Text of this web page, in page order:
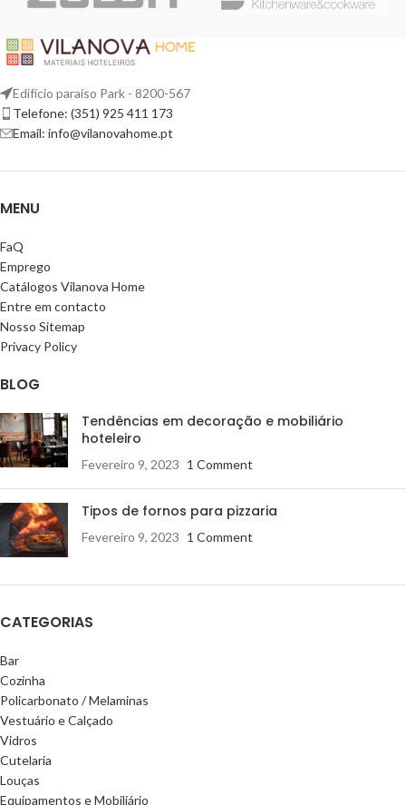
Edifício paraíso Park - 8200-567
Telefone: (351) 925 411 173
Email: info@vilanovahome.pt
MENU
FaQ
Emprego
Catálogos Vilanova Home
Entre em contacto
Nosso Sitemap
Privacy Policy
BLOG
Tendências em decoração e mobiliário
hoteleiro
Fevereiro 9, 2023 1 Comment
Tipos de fornos para pizzaria
Fevereiro 9, 2023 1 Comment
CATEGORIAS
Bar
Cozinha
Policarbonato / Melaminas
Vestuário e Calçado
Vidros
Cutelaria
Louças
Equipamentos e Mobiliário